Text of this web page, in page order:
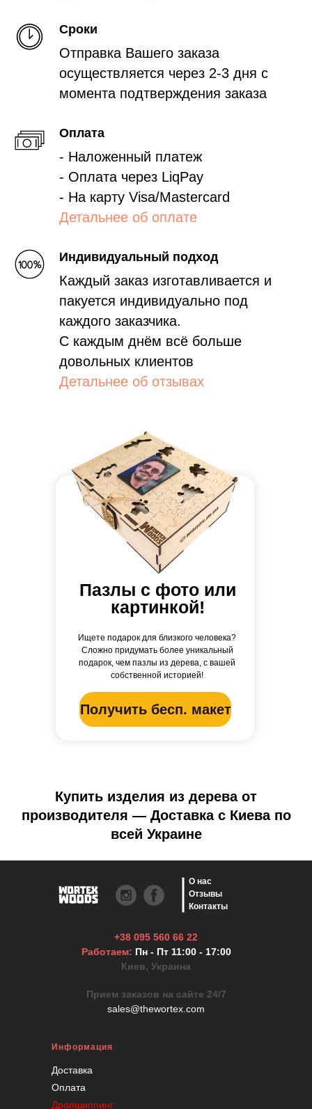
Сроки
Отправка Вашего заказа
осуществляется через 2-3 дня с
момента подтверждения заказа
Оплата
- Наложенный платеж
- Оплата через LiqPay
- На карту Visa/Mastercard
Детальнее об оплате
Индивидуальный подход
Каждый заказ изготавливается и
пакуется индивидуально под
каждого заказчика.
С каждым днём всё больше
довольных клиентов
Детальнее об отзывах
Пазлы с фото или
картинкой!
Ищете подарок для близкого человека?
Сложно придумать более уникальный
подарок, чем пазлы из дерева, с вашей
собственной историей!
Получить бесп. макет
Купить изделия из дерева от
производителя — Доставка с Киева по
всей Украине
Информация
Доставка
Оплата
Дропшиппинг
+38 095 560 66 22
Работаем: Пн - Пт 11:00 - 17:00
Киев, Украина
Прием заказов на сайте 24/7
sales@thewortex.com
О нас
Отзывы
Контакты